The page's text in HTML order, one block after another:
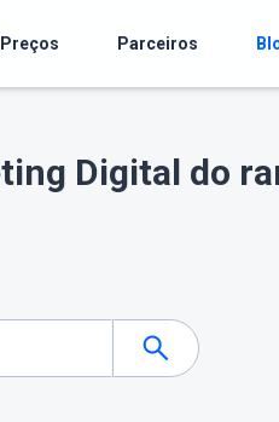
Preços Parceiros
Digital do